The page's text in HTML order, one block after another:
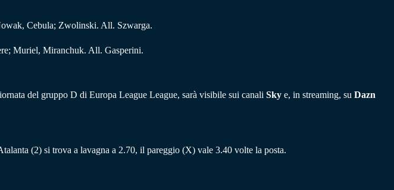
Cebula; Zwolinski. All. Szwarga.
Muriel, Miranchuk. All. Gasperini.
del gruppo D di Europa League League, sarà visibile sui canali Sky e, in streaming, su Dazn
(2) si trova a lavagna a 2.70, il pareggio (X) vale 3.40 volte la posta.